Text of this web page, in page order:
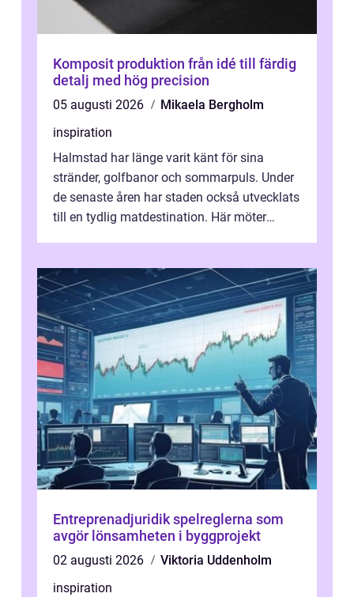
Komposit produktion från idé till färdig
detalj med hög precision
05 augusti 2026
Mikaela Bergholm
inspiration
Halmstad har länge varit känt för sina
stränder, golfbanor och sommarpuls. Under
de senaste åren har staden också utvecklats
till en tydlig matdestination. Här möter
Entreprenadjuridik spelreglerna som
avgör lönsamheten i byggprojekt
02 augusti 2026
Viktoria Uddenholm
inspiration